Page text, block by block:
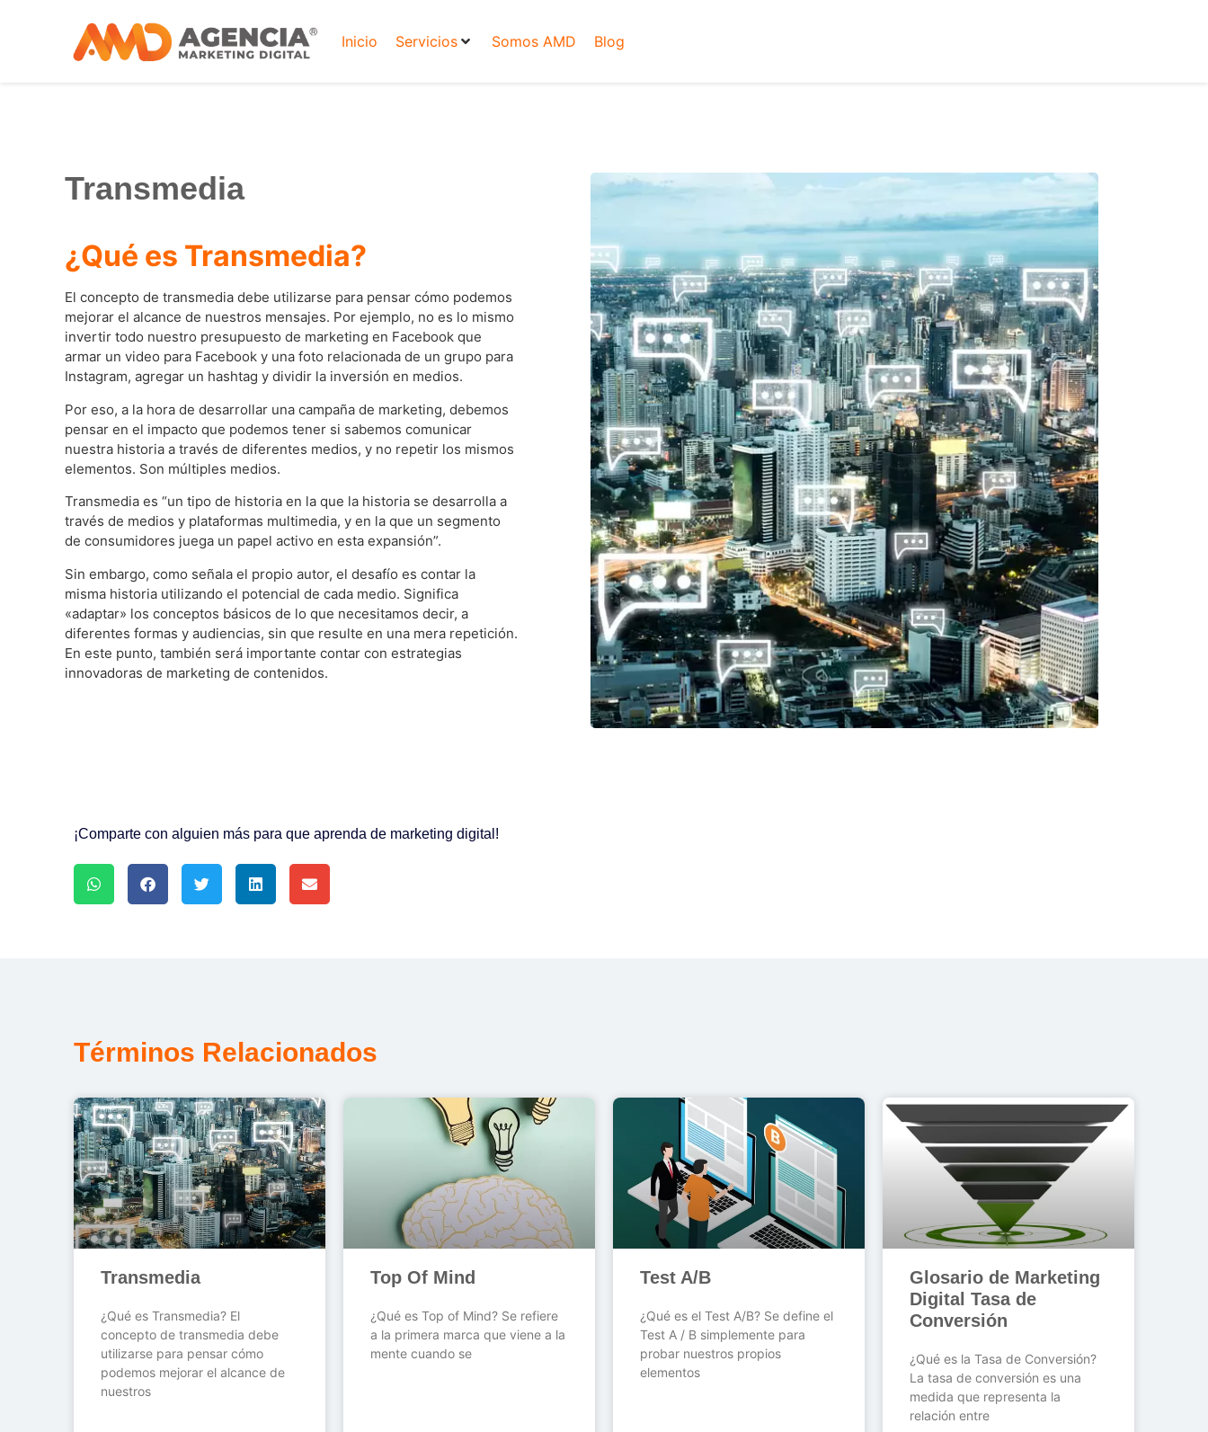
Inicio Servicios Somos AMD Blog
Transmedia
¿Qué es Transmedia?
El concepto de transmedia debe utilizarse para pensar cómo podemos
mejorar el alcance de nuestros mensajes. Por ejemplo, no es lo mismo
invertir todo nuestro presupuesto de marketing en Facebook que
armar un video para Facebook y una foto relacionada de un grupo para
Instagram, agregar un hashtag y dividir la inversión en medios.
Por eso, a la hora de desarrollar una campaña de marketing, debemos
pensar en el impacto que podemos tener si sabemos comunicar
nuestra historia a través de diferentes medios, y no repetir los mismos
elementos. Son múltiples medios.
Transmedia es “un tipo de historia en la que la historia se desarrolla a
través de medios y plataformas multimedia, y en la que un segmento
de consumidores juega un papel activo en esta expansión”.
Sin embargo, como señala el propio autor, el desafío es contar la
misma historia utilizando el potencial de cada medio. Significa
«adaptar» los conceptos básicos de lo que necesitamos decir, a
diferentes formas y audiencias, sin que resulte en una mera repetición.
En este punto, también será importante contar con estrategias
innovadoras de marketing de contenidos.
¡Comparte con alguien más para que aprenda de marketing digital!
Términos Relacionados
Transmedia
¿Qué es Transmedia? El
concepto de transmedia debe
utilizarse para pensar cómo
podemos mejorar el alcance de
nuestros
Top Of Mind
¿Qué es Top of Mind? Se refiere
a la primera marca que viene a la
mente cuando se
Test A/B
¿Qué es el Test A/B? Se define el
Test A / B simplemente para
probar nuestros propios
elementos
Glosario de Marketing
Digital Tasa de
Conversión
¿Qué es la Tasa de Conversión?
La tasa de conversión es una
medida que representa la
relación entre